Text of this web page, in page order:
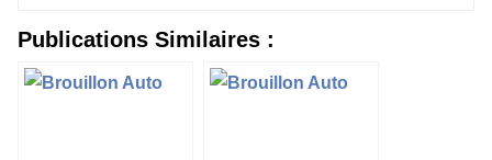
Publications Similaires :